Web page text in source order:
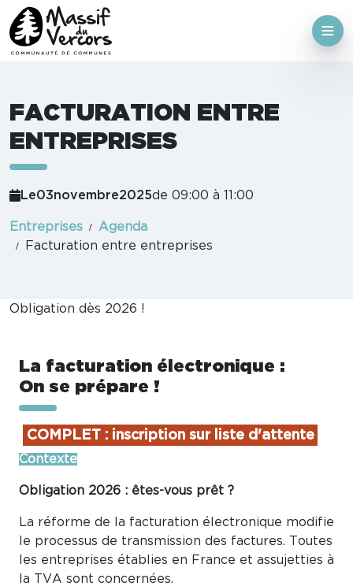
FACTURATION ENTRE
ENTREPRISES
Le03novembre2025de 09:00 à 11:00
Entreprises
Agenda
Facturation entre entreprises
Obligation dès 2026 !
La facturation électronique :
On se prépare !
COMPLET : inscription sur liste d'attente
Contexte
Obligation 2026 : êtes-vous prêt ?
La réforme de la facturation électronique modifie
le processus de transmission des factures. Toutes
les entreprises établies en France et assujetties à
la TVA sont concernées.